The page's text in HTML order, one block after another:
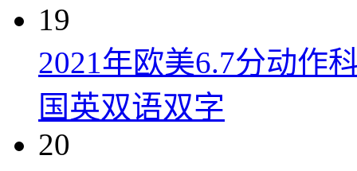
19
2021年欧美6.7分动作
国英双语双字
20